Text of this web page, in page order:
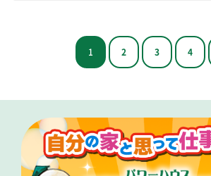
1 2 3 4